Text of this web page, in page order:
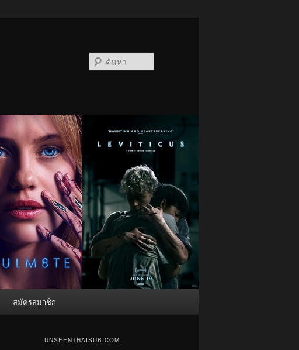
สมัครสมาชิก
UNSEENTHAISUB.COM